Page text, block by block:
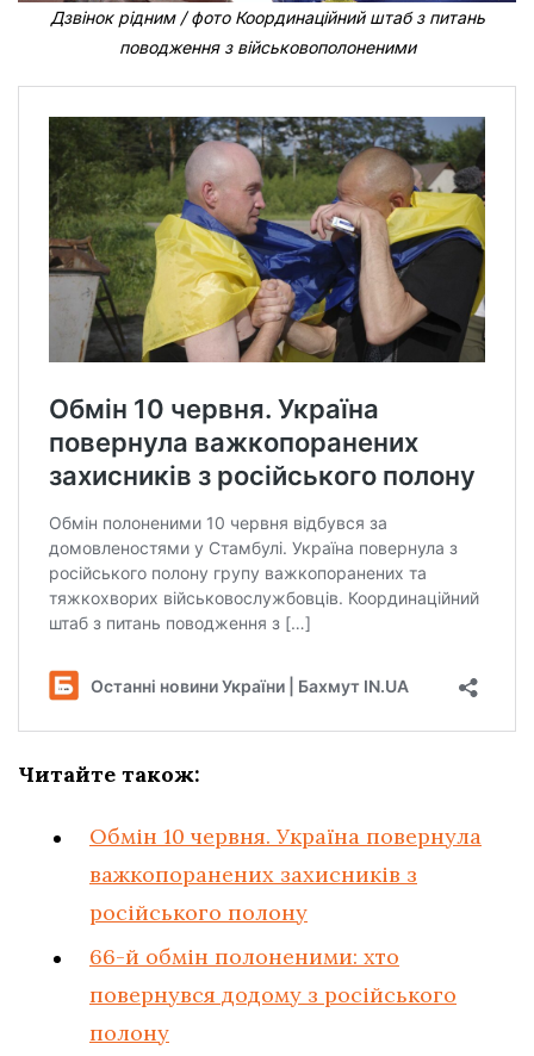
Дзвінок рідним / фото Координаційний штаб з питань
поводження з військовополоненими
Читайте також:
Обмін 10 червня. Україна повернула
важкопоранених захисників з
російського полону
66-й обмін полоненими: хто
повернувся додому з російського
полону